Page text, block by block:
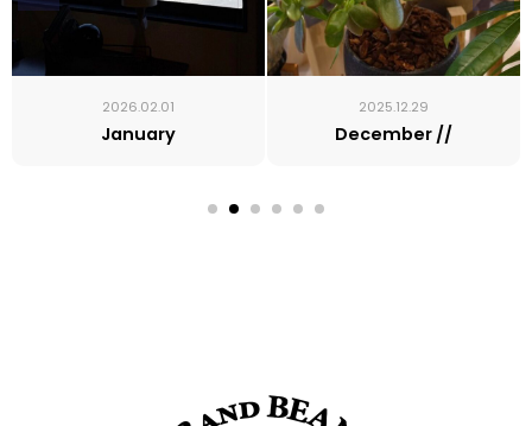
2026.02.01
January
2025.12.29
December //